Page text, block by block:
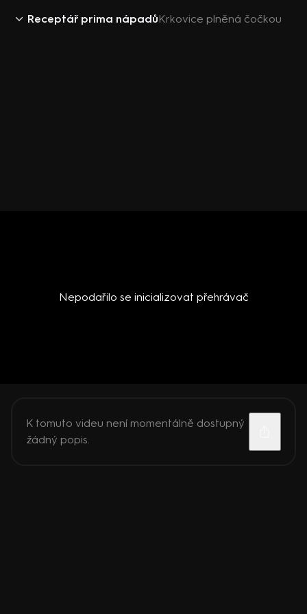
Receptář prima nápadůKrkovice plněná čočkou
Nepodařilo se inicializovat přehrávač
K tomuto videu není momentálně dostupný
žádný popis.